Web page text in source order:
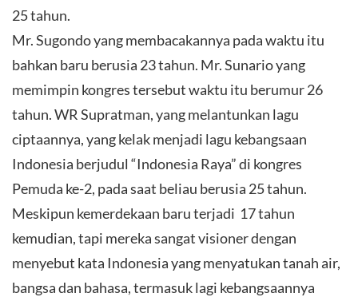
25 tahun.
Mr. Sugondo yang membacakannya pada waktu itu
bahkan baru berusia 23 tahun. Mr. Sunario yang
memimpin kongres tersebut waktu itu berumur 26
tahun. WR Supratman, yang melantunkan lagu
ciptaannya, yang kelak menjadi lagu kebangsaan
Indonesia berjudul “Indonesia Raya” di kongres
Pemuda ke-2, pada saat beliau berusia 25 tahun.
Meskipun kemerdekaan baru terjadi 17 tahun
kemudian, tapi mereka sangat visioner dengan
menyebut kata Indonesia yang menyatukan tanah air,
bangsa dan bahasa, termasuk lagi kebangsaannya